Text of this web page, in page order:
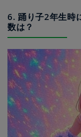
6. 踊り子2年生時
数は？